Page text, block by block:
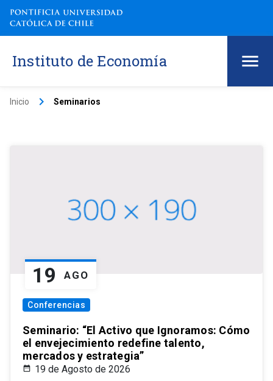
Instituto de Economía
Inicio keyboard_arrow_right Seminarios
19 AGO
Conferencias
Seminario: “El Activo que Ignoramos: Cómo
el envejecimiento redefine talento,
mercados y estrategia”
19 de Agosto de 2026